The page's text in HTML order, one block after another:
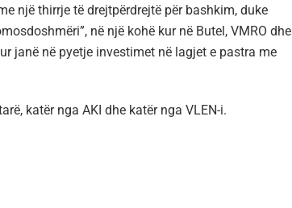
një thirrje të drejtpërdrejtë për bashkim, duke
në një kohë kur në Butel, VMRO dhe
janë në pyetje investimet në lagjet e pastra me
katër nga AKI dhe katër nga VLEN-i.